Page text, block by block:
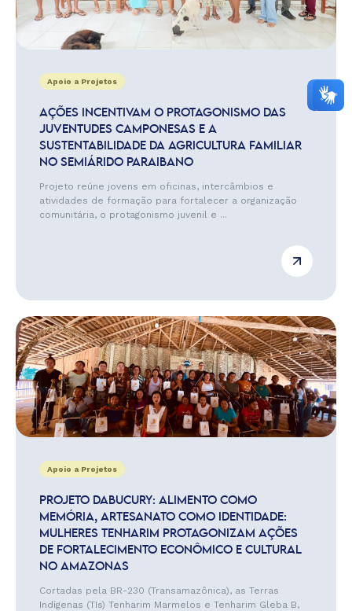
Apoio a Projetos
AÇÕES INCENTIVAM O PROTAGONISMO DAS
JUVENTUDES CAMPONESAS E A
SUSTENTABILIDADE DA AGRICULTURA FAMILIAR
NO SEMIÁRIDO PARAIBANO
Projeto reúne jovens em oficinas, intercâmbios e
atividades de formação para fortalecer a organização
comunitária, o protagonismo juvenil e ...
Apoio a Projetos
PROJETO DABUCURY: ALIMENTO COMO
MEMÓRIA, ARTESANATO COMO IDENTIDADE:
MULHERES TENHARIM PROTAGONIZAM AÇÕES
DE FORTALECIMENTO ECONÔMICO E CULTURAL
NO AMAZONAS
Cortadas pela BR-230 (Transamazônica), as Terras
Indígenas (TIs) Tenharim Marmelos e Tenharim Gleba B,